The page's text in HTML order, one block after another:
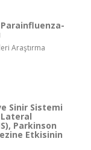
Parainfluenza-
Araştırma
Sinir Sistemi
Parkinson
Etkisinin